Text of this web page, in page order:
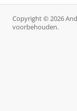
Copyright © 2026
voorbehouden.